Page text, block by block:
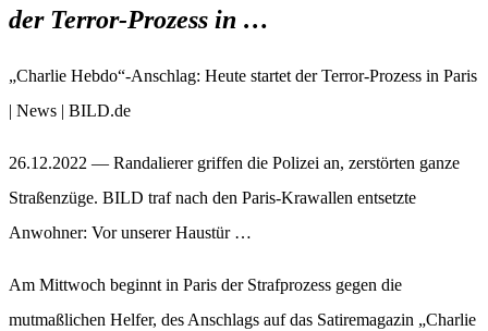
der Terror-Prozess in …
„Charlie Hebdo“-Anschlag: Heute startet der Terror-Prozess in Paris
| News | BILD.de
26.12.2022 — Randalierer griffen die Polizei an, zerstörten ganze
Straßenzüge. BILD traf nach den Paris-Krawallen entsetzte
Anwohner: Vor unserer Haustür …
Am Mittwoch beginnt in Paris der Strafprozess gegen die
mutmaßlichen Helfer, des Anschlags auf das Satiremagazin „Charlie